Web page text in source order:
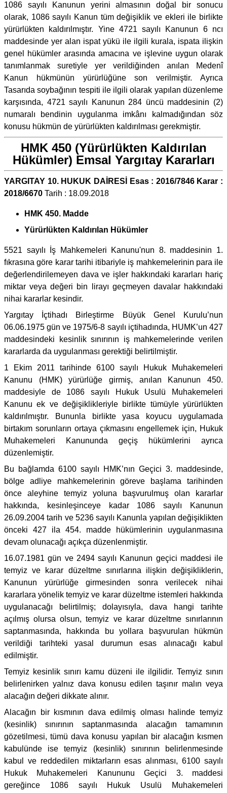
1086 sayılı Kanunun yerini almasının doğal bir sonucu
olarak, 1086 sayılı Kanun tüm değişiklik ve ekleri ile birlikte
yürürlükten kaldırılmıştır. Yine 4721 sayılı Kanunun 6 ncı
maddesinde yer alan ispat yükü ile ilgili kurala, ispata ilişkin
genel hükümler arasında amacına ve işlevine uygun olarak
tanımlanmak suretiyle yer verildiğinden anılan Medenî
Kanun hükmünün yürürlüğüne son verilmiştir. Ayrıca
Tasarıda soybağının tespiti ile ilgili olarak yapılan düzenleme
karşısında, 4721 sayılı Kanunun 284 üncü maddesinin (2)
numaralı bendinin uygulanma imkânı kalmadığından söz
konusu hükmün de yürürlükten kaldırılması gerekmiştir.
HMK 450 (Yürürlükten Kaldırılan
Hükümler) Emsal Yargıtay Kararları
YARGITAY 10. HUKUK DAİRESİ Esas : 2016/7846 Karar :
2018/6670 Tarih : 18.09.2018
HMK 450. Madde
Yürürlükten Kaldırılan Hükümler
5521 sayılı İş Mahkemeleri Kanunu'nun 8. maddesinin 1.
fıkrasına göre karar tarihi itibariyle iş mahkemelerinin para ile
değerlendirilemeyen dava ve işler hakkındaki kararları hariç
miktar veya değeri bin lirayı geçmeyen davalar hakkındaki
nihai kararlar kesindir.
Yargıtay İçtihadı Birleştirme Büyük Genel Kurulu’nun
06.06.1975 gün ve 1975/6-8 sayılı içtihadında, HUMK’un 427
maddesindeki kesinlik sınırının iş mahkemelerinde verilen
kararlarda da uygulanması gerektiği belirtilmiştir.
1 Ekim 2011 tarihinde 6100 sayılı Hukuk Muhakemeleri
Kanunu (HMK) yürürlüğe girmiş, anılan Kanunun 450.
maddesiyle de 1086 sayılı Hukuk Usulü Muhakemeleri
Kanunu ek ve değişiklikleriyle birlikte tümüyle yürürlükten
kaldırılmıştır. Bununla birlikte yasa koyucu uygulamada
birtakım sorunların ortaya çıkmasını engellemek için, Hukuk
Muhakemeleri Kanununda geçiş hükümlerini ayrıca
düzenlemiştir.
Bu bağlamda 6100 sayılı HMK’nın Geçici 3. maddesinde,
bölge adliye mahkemelerinin göreve başlama tarihinden
önce aleyhine temyiz yoluna başvurulmuş olan kararlar
hakkında, kesinleşinceye kadar 1086 sayılı Kanunun
26.09.2004 tarih ve 5236 sayılı Kanunla yapılan değişiklikten
önceki 427 ila 454. madde hükümlerinin uygulanmasına
devam olunacağı açıkça düzenlenmiştir.
16.07.1981 gün ve 2494 sayılı Kanunun geçici maddesi ile
temyiz ve karar düzeltme sınırlarına ilişkin değişikliklerin,
Kanunun yürürlüğe girmesinden sonra verilecek nihai
kararlara yönelik temyiz ve karar düzeltme istemleri hakkında
uygulanacağı belirtilmiş; dolayısıyla, dava hangi tarihte
açılmış olursa olsun, temyiz ve karar düzeltme sınırlarının
saptanmasında, hakkında bu yollara başvurulan hükmün
verildiği tarihteki yasal durumun esas alınacağı kabul
edilmiştir.
Temyiz kesinlik sınırı kamu düzeni ile ilgilidir. Temyiz sınırı
belirlenirken yalnız dava konusu edilen taşınır malın veya
alacağın değeri dikkate alınır.
Alacağın bir kısmının dava edilmiş olması halinde temyiz
(kesinlik) sınırının saptanmasında alacağın tamamının
gözetilmesi, tümü dava konusu yapılan bir alacağın kısmen
kabulünde ise temyiz (kesinlik) sınırının belirlenmesinde
kabul ve reddedilen miktarların esas alınması, 6100 sayılı
Hukuk Muhakemeleri Kanununu Geçici 3. maddesi
gereğince 1086 sayılı Hukuk Usulü Muhakemeleri